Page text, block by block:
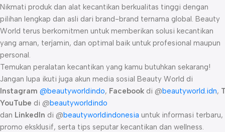
Nikmati produk dan alat kecantikan berkualitas tinggi dengan
pilihan lengkap dan asli dari brand-brand ternama global. Beauty
World terus berkomitmen untuk memberikan solusi kecantikan
yang aman, terjamin, dan optimal baik untuk profesional maupun
personal.
Temukan peralatan kecantikan yang kamu butuhkan sekarang!
Jangan lupa ikuti juga akun media sosial Beauty World di
Instagram @beautyworldindo, Facebook di @beautyworld.idn,
YouTube di @beautyworldindo
dan LinkedIn di @beautyworldindonesia untuk informasi terbaru,
promo eksklusif, serta tips seputar kecantikan dan wellness.